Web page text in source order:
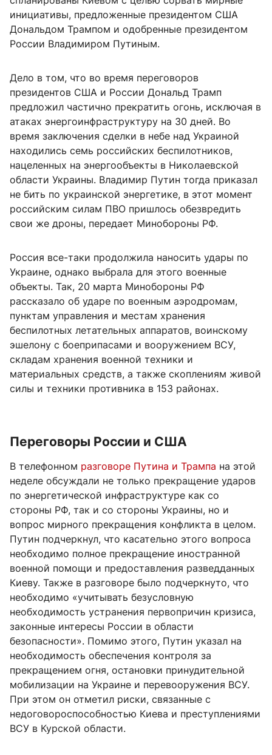
инициативы, предложенные президентом США
Дональдом Трампом и одобренные президентом
России Владимиром Путиным.
Дело в том, что во время переговоров
президентов США и России Дональд Трамп
предложил частично прекратить огонь, исключая в
атаках энергоинфраструктуру на 30 дней. Во
время заключения сделки в небе над Украиной
находились семь российских беспилотников,
нацеленных на энергообъекты в Николаевской
области Украины. Владимир Путин тогда приказал
не бить по украинской энергетике, в этот момент
российским силам ПВО пришлось обезвредить
свои же дроны, передает Минобороны РФ.
Россия все-таки продолжила наносить удары по
Украине, однако выбрала для этого военные
объекты. Так, 20 марта Минобороны РФ
рассказало об ударе по военным аэродромам,
пунктам управления и местам хранения
беспилотных летательных аппаратов, воинскому
эшелону с боеприпасами и вооружением ВСУ,
складам хранения военной техники и
материальных средств, а также скоплениям живой
силы и техники противника в 153 районах.
Переговоры России и США
В телефонном разговоре Путина и Трампа на этой
неделе обсуждали не только прекращение ударов
по энергетической инфраструктуре как со
стороны РФ, так и со стороны Украины, но и
вопрос мирного прекращения конфликта в целом.
Путин подчеркнул, что касательно этого вопроса
необходимо полное прекращение иностранной
военной помощи и предоставления разведданных
Киеву. Также в разговоре было подчеркнуто, что
необходимо «учитывать безусловную
необходимость устранения первопричин кризиса,
законные интересы России в области
безопасности». Помимо этого, Путин указал на
необходимость обеспечения контроля за
прекращением огня, остановки принудительной
мобилизации на Украине и перевооружения ВСУ.
При этом он отметил риски, связанные с
недоговороспособностью Киева и преступлениями
ВСУ в Курской области.